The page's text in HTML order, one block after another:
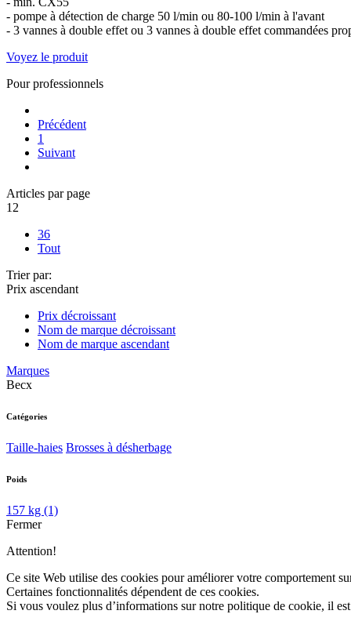
- pompe à détection de charge 50 l/min ou 80-100 l/min à l'avant
- 3 vannes à double effet ou 3 vannes à double effet commandées
Voyez le produit
Pour professionnels
Précédent
1
Suivant
Articles par page
12
36
Tout
Trier par:
Prix ascendant
Prix décroissant
Nom de marque décroissant
Nom de marque ascendant
Marques
Becx
Catégories
Taille-haies Brosses à désherbage
Poids
157 kg (1)
Fermer
Attention!
Ce site Web utilise des cookies pour améliorer votre comportement
Certaines fonctionnalités dépendent de ces cookies.
Si vous voulez plus d’informations sur notre politique de cookie, il